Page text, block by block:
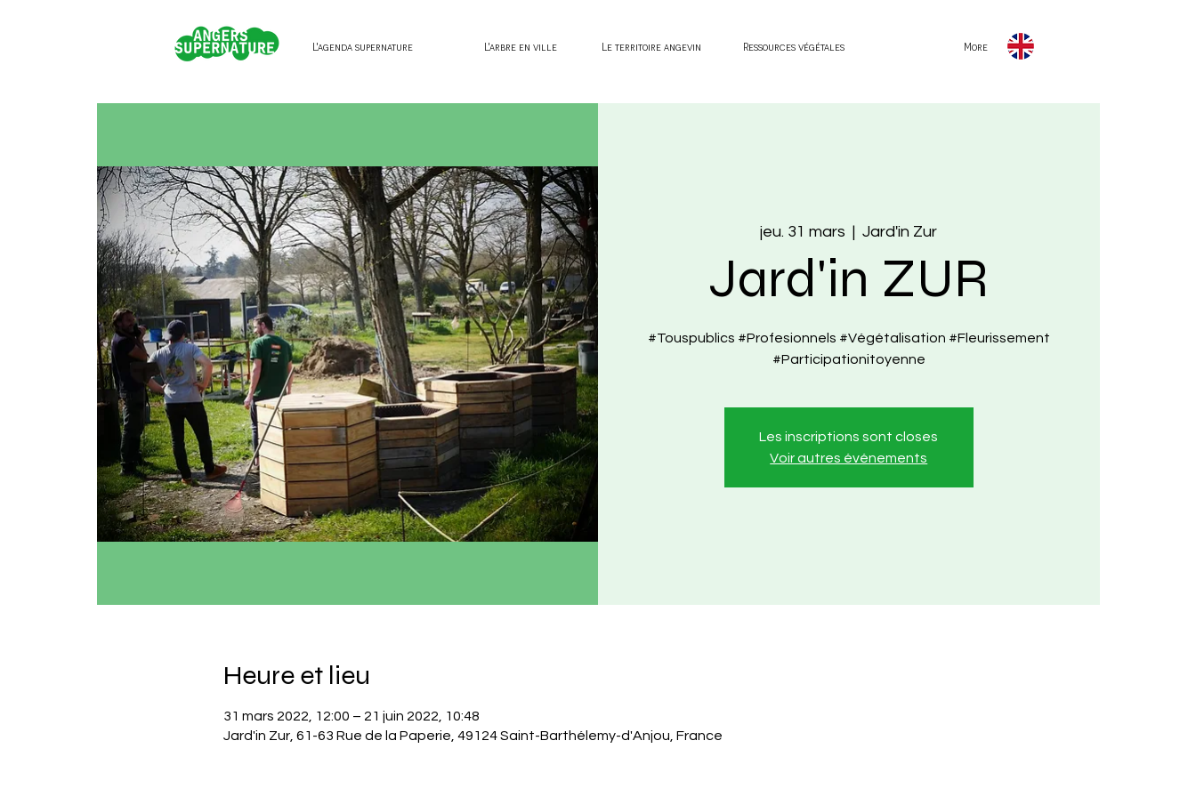
L'agenda supernature L'arbre en ville Le territoire angevin Ressources végétales More
jeu. 31 mars
  |
Jard'in Zur
Jard'in ZUR
#Touspublics #Profesionnels #Végétalisation #Fleurissement
#Participationitoyenne
Les inscriptions sont closes
Voir autres événements
Heure et lieu
31 mars 2022, 12:00 – 21 juin 2022, 10:48
Jard'in Zur, 61-63 Rue de la Paperie, 49124 Saint-Barthélemy-d'Anjou, France